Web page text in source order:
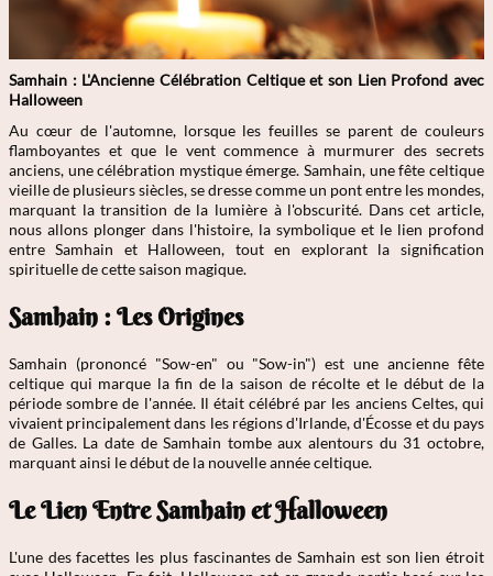
Samhain : L'Ancienne Célébration Celtique et son Lien Profond avec
Halloween
Au cœur de l'automne, lorsque les feuilles se parent de couleurs
flamboyantes et que le vent commence à murmurer des secrets
anciens, une célébration mystique émerge. Samhain, une fête celtique
vieille de plusieurs siècles, se dresse comme un pont entre les mondes,
marquant la transition de la lumière à l'obscurité. Dans cet article,
nous allons plonger dans l'histoire, la symbolique et le lien profond
entre Samhain et Halloween, tout en explorant la signification
spirituelle de cette saison magique.
Samhain : Les Origines
Samhain (prononcé "Sow-en" ou "Sow-in") est une ancienne fête
celtique qui marque la fin de la saison de récolte et le début de la
période sombre de l'année. Il était célébré par les anciens Celtes, qui
vivaient principalement dans les régions d'Irlande, d'Écosse et du pays
de Galles. La date de Samhain tombe aux alentours du 31 octobre,
marquant ainsi le début de la nouvelle année celtique.
Le Lien Entre Samhain et Halloween
L'une des facettes les plus fascinantes de Samhain est son lien étroit